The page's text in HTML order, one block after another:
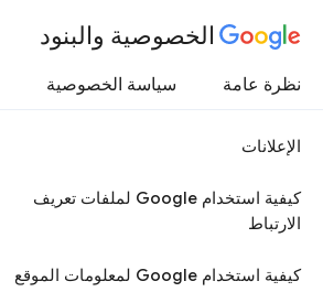
الخصوصية والبنود
نظرة عامة سياسة الخصوصية
الإعلانات
كيفية استخدام Google لملفات تعريف
الارتباط
كيفية استخدام Google لمعلومات الموقع